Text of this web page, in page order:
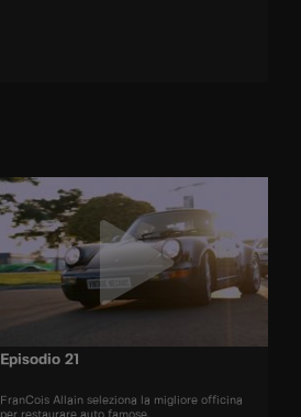
Episodio 21
FranCois Allain seleziona la migliore officina
per restaurare auto famose.